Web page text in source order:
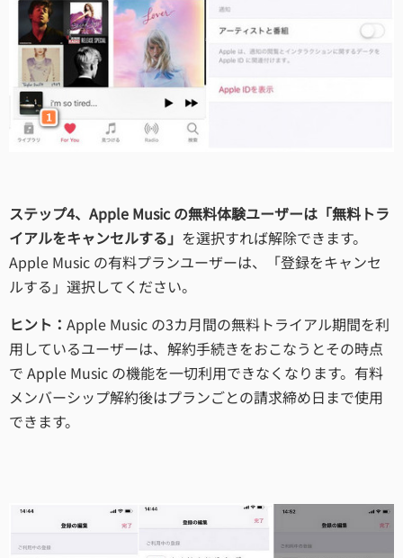
ステップ4、Apple Music の無料体験ユーザーは「無料トラ
イアルをキャンセルする」 を選択すれば解除できます。
Apple Music の有料プランユーザーは、「登録をキャンセ
ルする」選択してください。
ヒント： Apple Music の3カ月間の無料トライアル期間を利
用しているユーザーは、解約手続きをおこなうとその時点
で Apple Music の機能を一切利用できなくなります。有料
メンバーシップ解約後はプランごとの請求締め日まで使用
できます。